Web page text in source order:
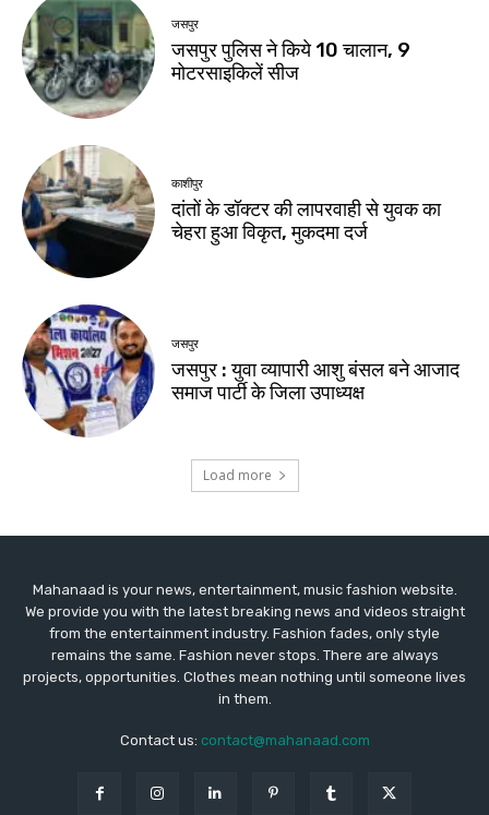
Mahanaad is your news, entertainment, music fashion website.
We provide you with the latest breaking news and videos straight
from the entertainment industry. Fashion fades, only style
remains the same. Fashion never stops. There are always
projects, opportunities. Clothes mean nothing until someone lives
in them.
Contact us: contact@mahanaad.com